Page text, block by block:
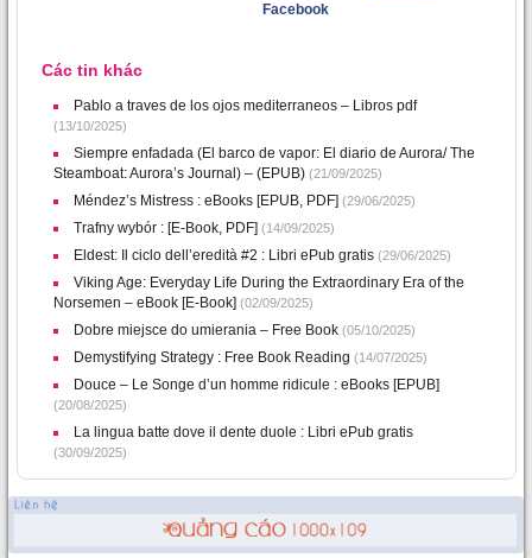
Facebook
Các tin khác
Pablo a traves de los ojos mediterraneos – Libros pdf
(13/10/2025)
Siempre enfadada (El barco de vapor: El diario de Aurora/ The
Steamboat: Aurora’s Journal) – (EPUB) (21/09/2025)
Méndez’s Mistress : eBooks [EPUB, PDF] (29/06/2025)
Trafny wybór : [E-Book, PDF] (14/09/2025)
Eldest: Il ciclo dell’eredità #2 : Libri ePub gratis (29/06/2025)
Viking Age: Everyday Life During the Extraordinary Era of the
Norsemen – eBook [E-Book] (02/09/2025)
Dobre miejsce do umierania – Free Book (05/10/2025)
Demystifying Strategy : Free Book Reading (14/07/2025)
Douce – Le Songe d’un homme ridicule : eBooks [EPUB]
(20/08/2025)
La lingua batte dove il dente duole : Libri ePub gratis
(30/09/2025)